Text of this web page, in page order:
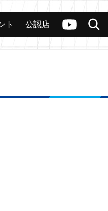
ヴァンガードch
検索
公認店舗 その他
ト 公認店